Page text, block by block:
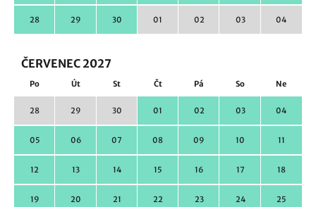
28 29 30 01 02 03 04
ČERVENEC 2027
Po Út St Čt Pá So Ne
28 29 30 01 02 03 04
05 06 07 08 09 10 11
12 13 14 15 16 17 18
19 20 21 22 23 24 25